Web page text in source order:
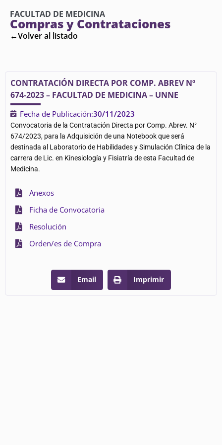
FACULTAD DE MEDICINA
Compras y Contrataciones
←Volver al listado
CONTRATACIÓN DIRECTA POR COMP. ABREV Nº
674-2023 – FACULTAD DE MEDICINA – UNNE
Fecha de Publicación:30/11/2023
Convocatoria de la Contratación Directa por Comp. Abrev. N°
674/2023, para la Adquisición de una Notebook que será
destinada al Laboratorio de Habilidades y Simulación Clínica de la
carrera de Lic. en Kinesiología y Fisiatría de esta Facultad de
Medicina.
Anexos
Ficha de Convocatoria
Resolución
Orden/es de Compra
Email Imprimir